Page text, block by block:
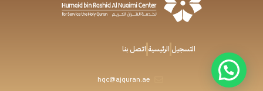
التسجيل الرئيسية اتصل بنا
hqc@ajquran.ae